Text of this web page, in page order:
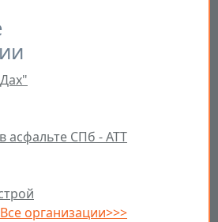
асфальте СПб - ATT
Все организации>>>